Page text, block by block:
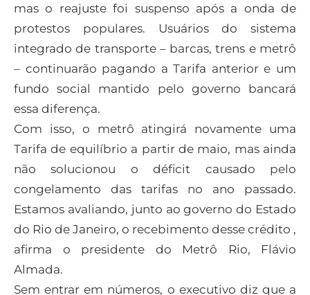
mas o reajuste foi suspenso após a onda de
protestos populares. Usuários do sistema
integrado de transporte – barcas, trens e metrô
– continuarão pagando a Tarifa anterior e um
fundo social mantido pelo governo bancará
essa diferença.
Com isso, o metrô atingirá novamente uma
Tarifa de equilíbrio a partir de maio, mas ainda
não solucionou o déficit causado pelo
congelamento das tarifas no ano passado.
Estamos avaliando, junto ao governo do Estado
do Rio de Janeiro, o recebimento desse crédito ,
afirma o presidente do Metrô Rio, Flávio
Almada.
Sem entrar em números, o executivo diz que a